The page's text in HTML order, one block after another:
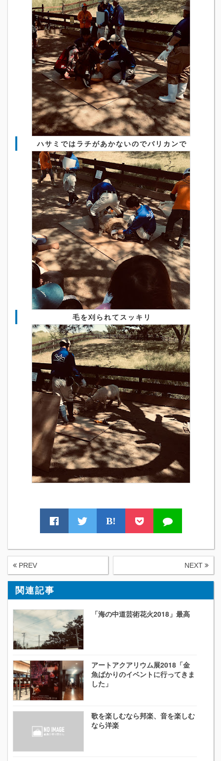
ハサミではラチがあかないのでバリカンで
毛を刈られてスッキリ
B!
PREV NEXT
関連記事
「海の中道芸術花火2018」最高
アートアクアリウム展2018「金
魚ばかりのイベントに行ってきま
した」
歌を楽しむなら邦楽、音を楽しむ
なら洋楽